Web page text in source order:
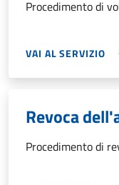
Procedimento di
VAI AL SERVIZIO
Revoca
Procedimento di